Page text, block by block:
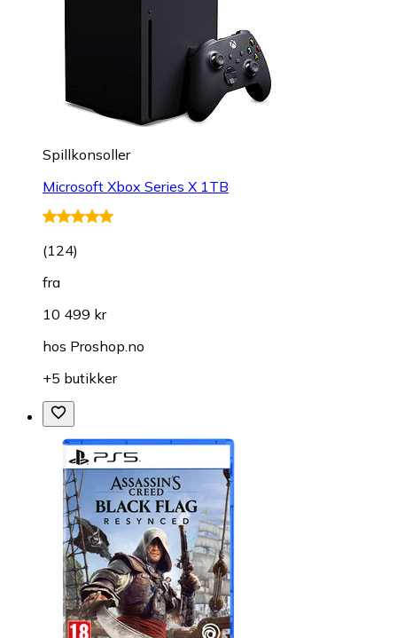
Spillkonsoller
Microsoft Xbox Series X 1TB
(124)
fra
10 499 kr
hos Proshop.no
+5 butikker